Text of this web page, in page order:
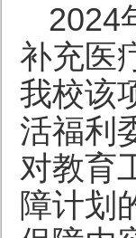
2024
补充医
我校该
活福利
对教育
障计划